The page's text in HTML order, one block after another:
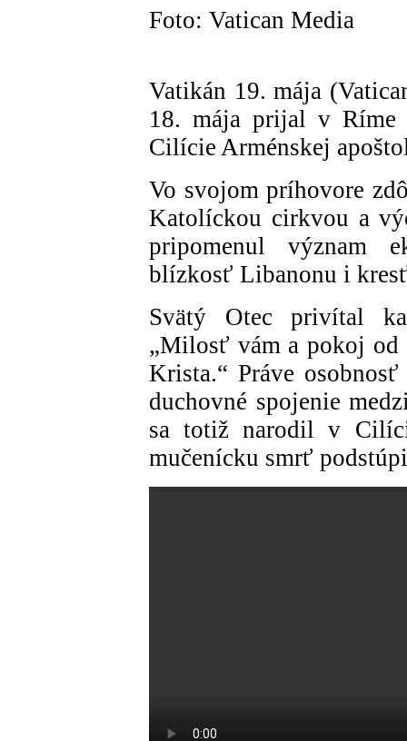
Foto: Vatican Media
Vatikán 19. mája
18. mája prijal v Ríme
Cilície Arménskej
Vo svojom príhovore
Katolíckou cirkvou a
pripomenul význam
blízkosť Libanonu i
Svätý Otec privítal
„Milosť vám a pokoj od
Krista.“ Práve
duchovné spojenie
sa totiž narodil v
mučenícku smrť